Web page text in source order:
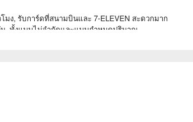
Travel Card?
the plane?
card being unable to connect to the internet properly. If
โมง, รับการ์ดที่สนามบินและ 7-ELEVEN สะดวกมาก
น, ทั้งแบบไม่จำกัดและแบบกำหนดปริมาณ
畅与无忧！